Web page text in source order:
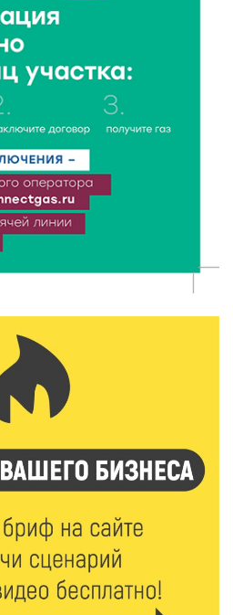
спорткомитета оценил
в Твери
в детском саду № 6
день приёма в
смена категорий
спроса
362
покорили Витебск своей
строителей и